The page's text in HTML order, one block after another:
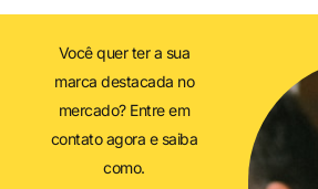
Você quer ter a sua
marca destacada no
mercado? Entre em
contato agora e saiba
como.